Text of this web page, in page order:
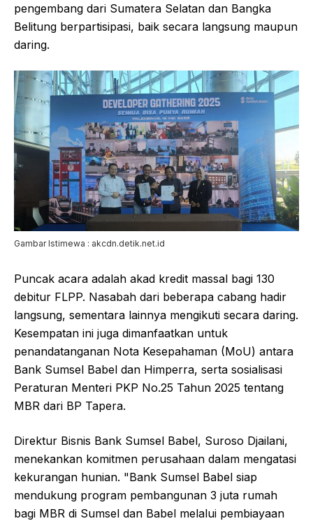
pengembang dari Sumatera Selatan dan Bangka
Belitung berpartisipasi, baik secara langsung maupun
daring.
Gambar Istimewa : akcdn.detik.net.id
Puncak acara adalah akad kredit massal bagi 130
debitur FLPP. Nasabah dari beberapa cabang hadir
langsung, sementara lainnya mengikuti secara daring.
Kesempatan ini juga dimanfaatkan untuk
penandatanganan Nota Kesepahaman (MoU) antara
Bank Sumsel Babel dan Himperra, serta sosialisasi
Peraturan Menteri PKP No.25 Tahun 2025 tentang
MBR dari BP Tapera.
Direktur Bisnis Bank Sumsel Babel, Suroso Djailani,
menekankan komitmen perusahaan dalam mengatasi
kekurangan hunian. "Bank Sumsel Babel siap
mendukung program pembangunan 3 juta rumah
bagi MBR di Sumsel dan Babel melalui pembiayaan